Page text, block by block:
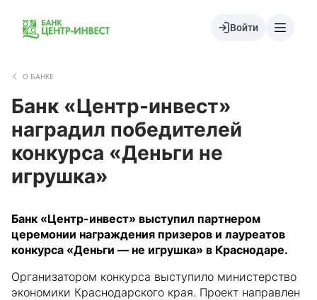
Войти
О БАНКЕ
Банк «Центр-инвест»
наградил победителей
конкурса «Деньги не
игрушка»
Банк «Центр-инвест» выступил партнером
церемонии награждения призеров и лауреатов
конкурса «Деньги — не игрушка» в Краснодаре.
Организатором конкурса выступило министерство
экономики Краснодарского края. Проект направлен